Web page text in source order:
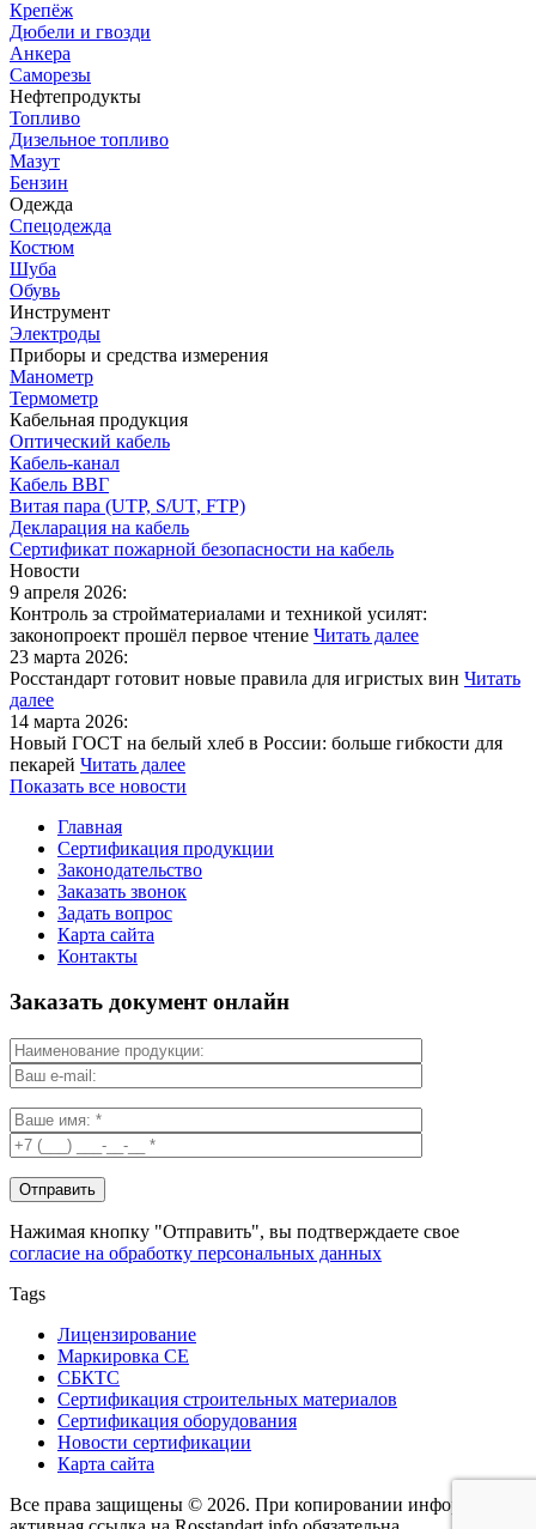
Крепёж
Дюбели и гвозди
Анкера
Саморезы
Нефтепродукты
Топливо
Дизельное топливо
Мазут
Бензин
Одежда
Спецодежда
Костюм
Шуба
Обувь
Инструмент
Электроды
Приборы и средства измерения
Манометр
Термометр
Кабельная продукция
Оптический кабель
Кабель-канал
Кабель ВВГ
Витая пара (UTP, S/UT, FTP)
Декларация на кабель
Сертификат пожарной безопасности на кабель
Новости
9 апреля 2026:
Контроль за стройматериалами и техникой усилят:
законопроект прошёл первое чтение Читать далее
23 марта 2026:
Росстандарт готовит новые правила для игристых вин Читать
далее
14 марта 2026:
Новый ГОСТ на белый хлеб в России: больше гибкости для
пекарей Читать далее
Показать все новости
Главная
Сертификация продукции
Законодательство
Заказать звонок
Задать вопрос
Карта сайта
Контакты
Заказать документ онлайн
Нажимая кнопку "Отправить", вы подтверждаете свое
согласие на обработку персональных данных
Tags
Лицензирование
Маркировка СЕ
СБКТС
Сертификация строительных материалов
Сертификация оборудования
Новости сертификации
Карта сайта
Все права защищены © 2026. При копировании информации -